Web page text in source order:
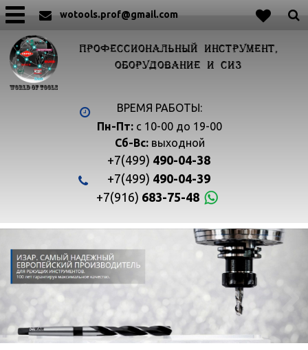
wotools.prof@gmail.com
ПРОФЕССИОНАЛЬНЫЙ ИНСТРУМЕНТ,
ОБОРУДОВАНИЕ И СИЗ
ВРЕМЯ РАБОТЫ:
Пн-Пт: с 10-00 до 19-00
Сб-Вс:выходной
+7(499) 490-04-38
+7(499) 490-04-39
+7(916) 683-75-48
 